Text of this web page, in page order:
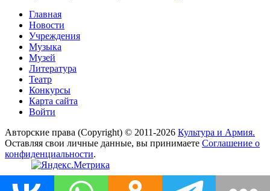
Главная
Новости
Учреждения
Музыка
Музей
Литература
Театр
Конкурсы
Карта сайта
Войти
Авторские права (Copyright) © 2011-2026 Культура и Армия.
Оставляя свои личные данные, вы принимаете Соглашение о
конфиденциальности.